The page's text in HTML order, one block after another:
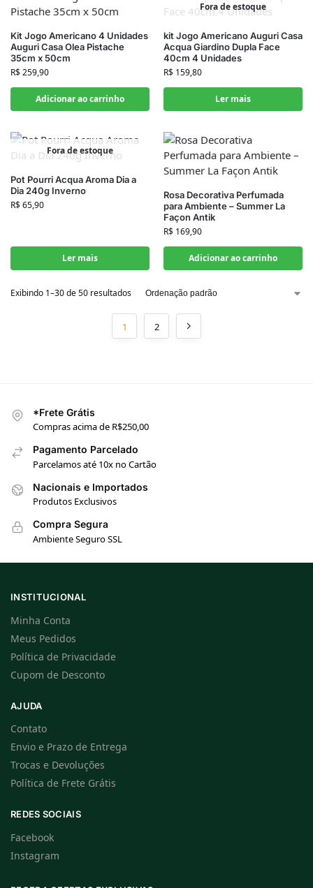
Kit Jogo Americano 4 Unidades
Auguri Casa Olea Pistache
35cm x 50cm
R$259,90
Adicionar ao carrinho
Fora de estoque
kit Jogo Americano Auguri Casa
Acqua Giardino Dupla Face
40cm 4 Unidades
R$ 159,80
Ler mais
Fora de estoque
Pot Pourri Acqua Aroma Dia a
Dia 240g Inverno
R$65,90
Ler mais
Rosa Decorativa Perfumada
para Ambiente – Summer La
Façon Antik
R$ 169,90
Adicionar ao carrinho
Exibindo 1–30 de 50 resultados
1 2
*Frete Grátis
Compras acima de R$250,00
Pagamento Parcelado
Parcelamos até 10x no Cartão
Nacionais e Importados
Produtos Exclusivos
Compra Segura
Ambiente Seguro SSL
INSTITUCIONAL
Minha Conta
Meus Pedidos
Política de Privacidade
Cupom de Desconto
AJUDA
Contato
Envio e Prazo de Entrega
Trocas e Devoluções
Política de Frete Grátis
REDES SOCIAIS
Facebook
Instagram